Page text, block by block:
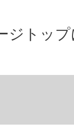
ジトップ